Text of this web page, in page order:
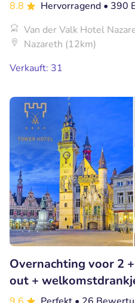
8.8 Hervorragend • 390
Van der Valk Hotel
Nazareth (12km)
Verkauft: 31
Overnachting voor 2
out +